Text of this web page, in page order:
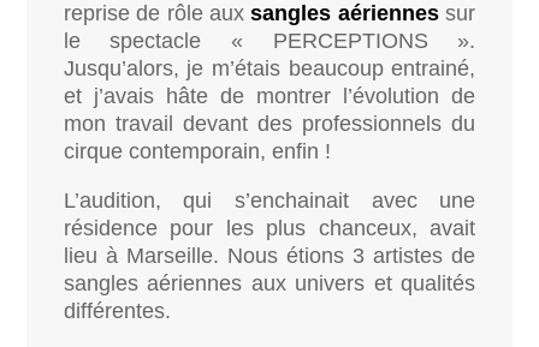
reprise de rôle auxsangles aériennessur
le spectacle « PERCEPTIONS ».
Jusqu’alors, je m’étais beaucoup entrainé,
et j’avais hâte de montrer l’évolution de
mon travail devant des professionnels du
cirque contemporain, enfin !
L’audition, qui s’enchainait avec une
résidence pour les plus chanceux, avait
lieu à Marseille. Nous étions 3 artistes de
sangles aériennes aux univers et qualités
différentes.